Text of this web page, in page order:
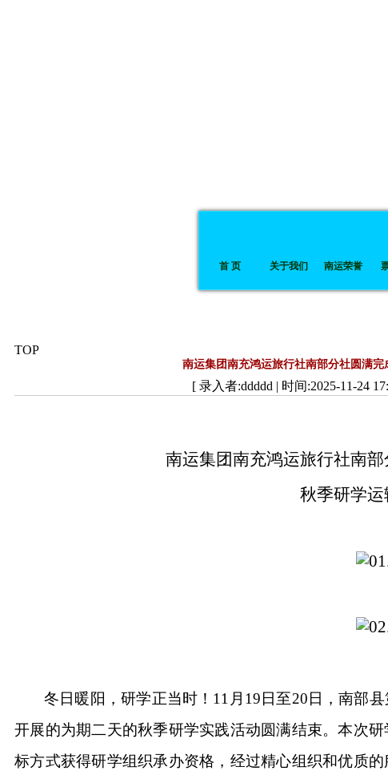
首 页 关于我们 南运荣誉
TOP
南运集团南充鸿运旅行社南部分社圆满
[ 录入者:ddddd | 时间:2025-11-24
南运集团南充鸿运旅行社南
秋季研学
冬日暖阳，研学正当时！11月19日至20日，南部
开展的为期二天的秋季研学实践活动圆满结束。本次
标方式获得研学组织承办资格，经过精心组织和优质